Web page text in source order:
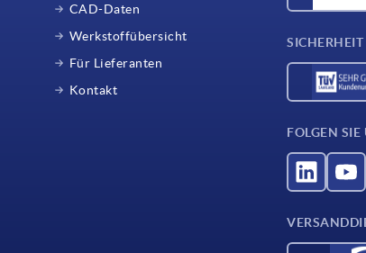
CAD-Daten
Werkstoffübersicht
Für Lieferanten
Kontakt
FOLGEN SIE